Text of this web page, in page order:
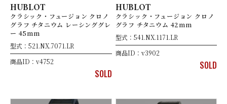
HUBLOT
クラシック・フュージョン クロノ
グラフ チタニウム レーシンググレ
ー 45mm
型式：521.NX.7071.LR
商品ID：v4752
SOLD
HUBLOT
クラシック・フュージョン クロノ
グラフ チタニウム 42mm
型式：541.NX.1171.LR
商品ID：v3902
SOLD